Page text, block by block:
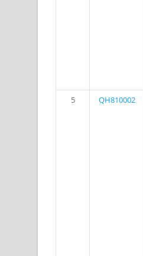
5
QH810002